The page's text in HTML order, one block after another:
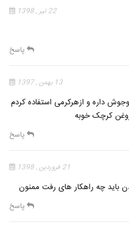
22 تیر , 1398
پاسخ
13 بهمن , 1397
داره و ازهرکرمی استفاده کردم
کرچک خوبه
پاسخ
21 فروردین , 1398
باید چه راهکار های رفت ممنون
پاسخ